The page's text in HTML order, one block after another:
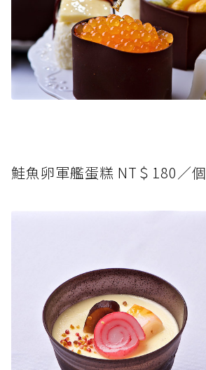
鮭魚卵軍艦蛋糕 NT＄180／個